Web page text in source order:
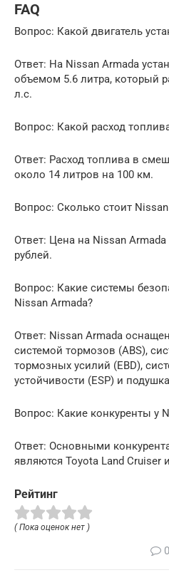
FAQ
Вопрос: Какой двигатель
Ответ: На Nissan Armada
объемом 5.6 литра, который
л.с.
Вопрос: Какой расход
Ответ: Расход топлива в
около 14 литров на 100 км.
Вопрос: Сколько стоит
Ответ: Цена на Nissan Armada
рублей.
Вопрос: Какие системы
Nissan Armada?
Ответ: Nissan Armada
системой тормозов (ABS),
тормозных усилий (EBD),
устойчивости (ESP) и
Вопрос: Какие конкуренты у
Ответ: Основными
являются Toyota Land Cruiser
Рейтинг
( Пока оценок нет )
0